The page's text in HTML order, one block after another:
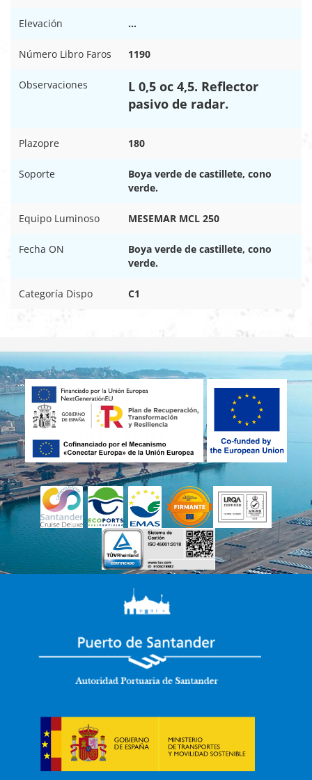
Elevación …
Número Libro Faros 1190
Observaciones
L 0,5 oc 4,5. Reflector
pasivo de radar.
Plazopre 180
Soporte
Boya verde de castillete, cono
verde.
Equipo Luminoso MESEMAR MCL 250
Fecha ON
Boya verde de castillete, cono
verde.
Categoría Dispo C1